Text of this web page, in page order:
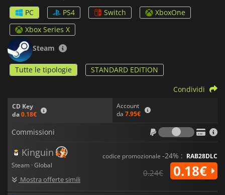
PC PS4 Switch
XboxOne
Xbox Series X
Steam
Tutte le tipologie STANDARD EDITION
CD Key
da0.18€
Account
da 7.95€
Condividi
Commissioni
Kinguin
Steam · Global
Mostra offerte simili
codice promozionale -24% : RAB28DLC
0.24€ 0.18€